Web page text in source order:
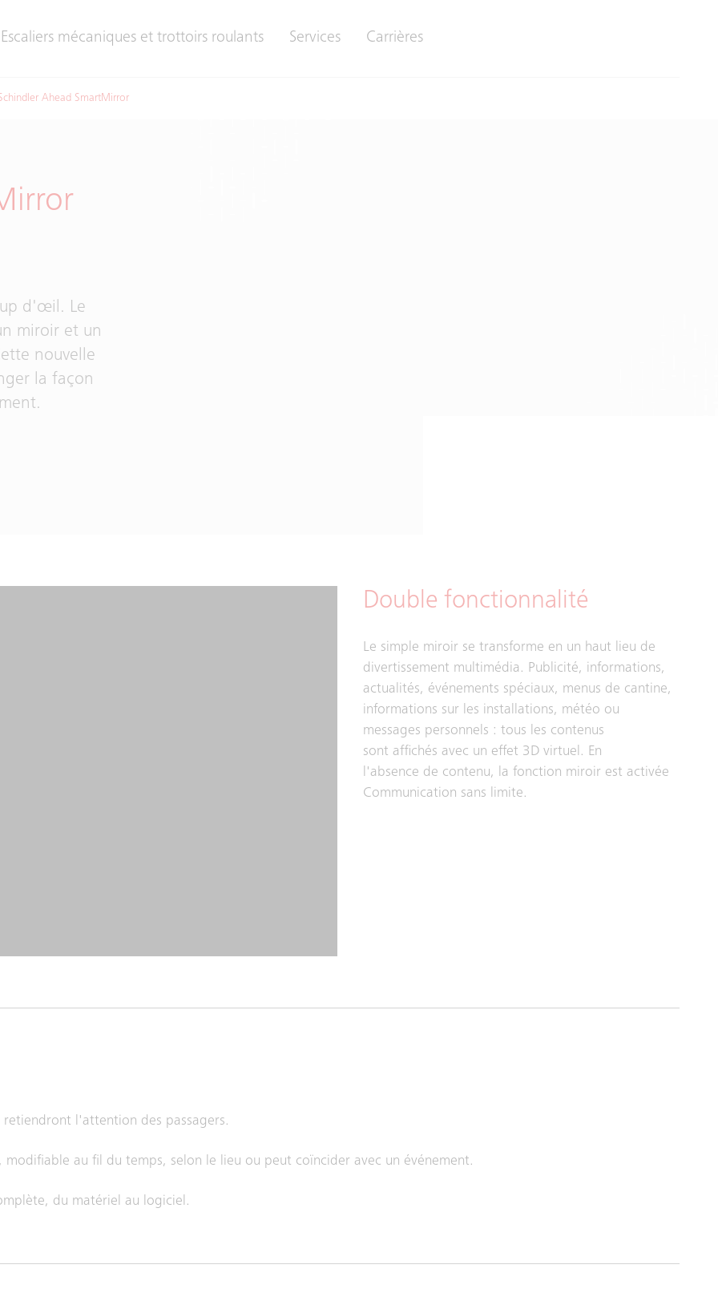
Escaliers mécaniques et trottoirs roulants Services Carrières
Ahead SmartMirror
d'œil. Le
miroir et un
nouvelle
la façon
Double fonctionnalité
Le simple miroir se transforme en un haut lieu de
divertissement multimédia. Publicité, informations,
actualités, événements spéciaux, menus de cantine,
informations sur les installations, météo ou
messages personnels : tous les contenus
sont affichés avec un effet 3D virtuel. En
l'absence de contenu, la fonction miroir est activée
Communication sans limite.
retiendront l'attention des passagers.
modifiable au fil du temps, selon le lieu ou peut coïncider avec un événement.
du matériel au logiciel.